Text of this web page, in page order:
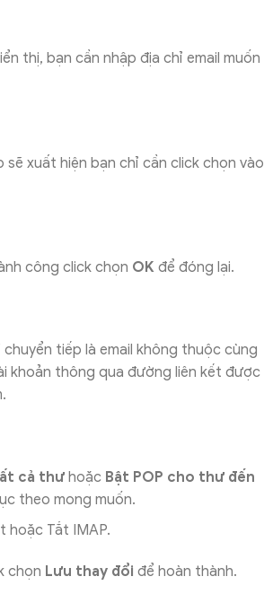
thị, bạn cần nhập địa chỉ email muốn
xuất hiện bạn chỉ cần click chọn vào
công click chọn OK để đóng lại.
tiếp là email không thuộc cùng
khoản thông qua đường liên kết được
cả thưhoặc Bật POP cho thư đến
theo mong muốn.
hoặc Tắt IMAP.
chọn Lưu thay đổi để hoàn thành.